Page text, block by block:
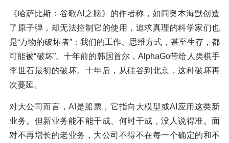
《哈萨比斯：谷歌AI之脑》的作者称，如同奥本海默创造
了原子弹，却无法控制它的使用，追求真理的科学家们也
是“万物的破坏者”：我们的工作、思维方式，甚至生存，都
可能被“破坏”。十年前的韩国首尔，AlphaGo带给人类棋手
李世石最初的破坏。十年后，从硅谷到北京，这种破坏再
次蔓延。
对大公司而言，AI是船票，它指向大模型或AI应用这类新
业务。但新业务能不能干成、何时干成，没人说得准。面
对不再增长的老业务，大公司不得不在每一个确定的和不